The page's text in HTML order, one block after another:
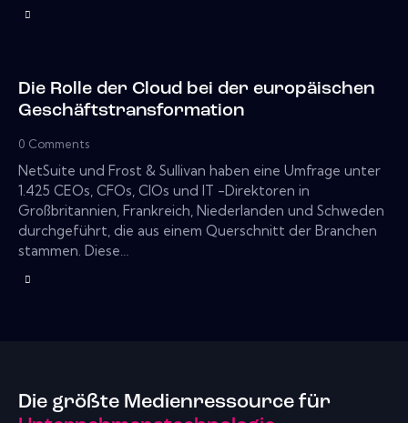
Die Rolle der Cloud bei der europäischen
Geschäftstransformation
0 Comments
NetSuite und Frost & Sullivan haben eine Umfrage unter
1.425 CEOs, CFOs, CIOs und IT -Direktoren in
Großbritannien, Frankreich, Niederlanden und Schweden
durchgeführt, die aus einem Querschnitt der Branchen
stammen. Diese…
Die größte Medienressource für